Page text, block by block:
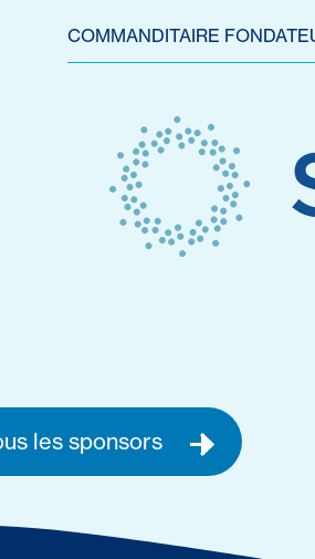
COMMANDITAIRE
les sponsors